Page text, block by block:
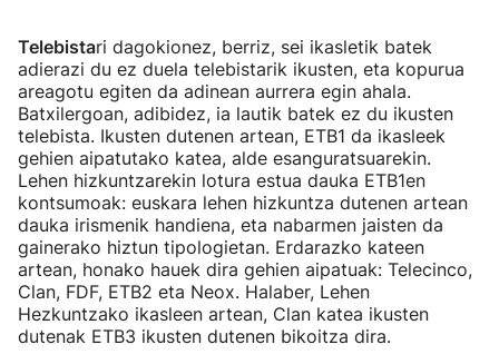
Telebistari dagokionez, berriz, sei ikasletik batek
adierazi du ez duela telebistarik ikusten, eta kopurua
areagotu egiten da adinean aurrera egin ahala.
Batxilergoan, adibidez, ia lautik batek ez du ikusten
telebista. Ikusten dutenen artean, ETB1 da ikasleek
gehien aipatutako katea, alde esanguratsuarekin.
Lehen hizkuntzarekin lotura estua dauka ETB1en
kontsumoak: euskara lehen hizkuntza dutenen artean
dauka irismenik handiena, eta nabarmen jaisten da
gainerako hiztun tipologietan. Erdarazko kateen
artean, honako hauek dira gehien aipatuak: Telecinco,
Clan, FDF, ETB2 eta Neox. Halaber, Lehen
Hezkuntzako ikasleen artean, Clan katea ikusten
dutenak ETB3 ikusten dutenen bikoitza dira.